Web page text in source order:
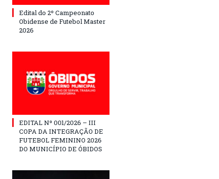
Edital do 2º Campeonato
Obidense de Futebol Master
2026
EDITAL Nº 001/2026 – III
COPA DA INTEGRAÇÃO DE
FUTEBOL FEMININO 2026
DO MUNICÍPIO DE ÓBIDOS